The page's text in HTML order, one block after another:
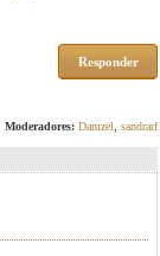
Responder
Moderadores: Damzel sandrarf